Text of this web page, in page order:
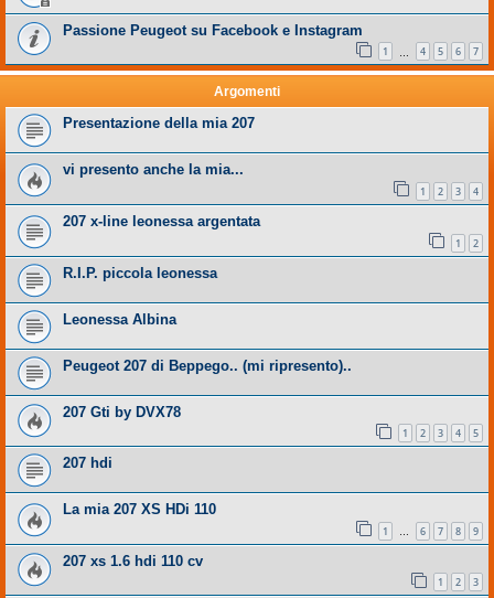
Passione Peugeot su Facebook e Instagram
1 4 5 6 7
Argomenti
Presentazione della mia 207
vi presento anche la mia...
1 2 3 4
207 x-line leonessa argentata
1 2
R.I.P. piccola leonessa
Leonessa Albina
Peugeot 207 di Beppego.. (mi ripresento)..
207 Gti by DVX78
1 2 3 4 5
207 hdi
La mia 207 XS HDi 110
1 … 6 7 8 9
207 xs 1.6 hdi 110 cv
1 2 3